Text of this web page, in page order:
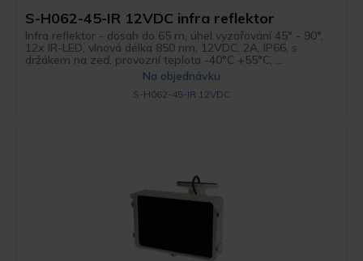
S-H062-45-IR 12VDC infra reflektor
Infra reflektor - dosah do 65 m, úhel vyzařování 45° - 90°,
12x IR-LED, vlnová délka 850 nm, 12VDC, 2A, IP66, s
držákem na zeď, provozní teplota -40°C +55°C, ...
Na objednávku
S-H062-45-IR 12VDC